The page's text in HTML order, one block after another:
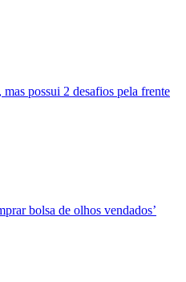
possui 2 desafios pela frente
bolsa de olhos vendados’